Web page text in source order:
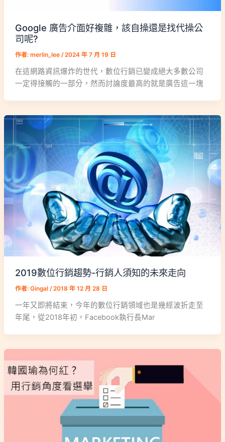
Google 廣告介面好複雜，該自操還是找代操公
司呢?
作者: merlin_lee /2024 年 7 月 19 日
在這網路資訊爆炸的世代，數位行銷已變成絕大多數公司
一定得接觸的一部分，然而討論度最高的就是廣告這一塊
2019數位行銷趨勢-行銷人須知的未來走向
作者: Gingal /2018 年 12 月 28 日
一年又即將結束，今年的數位行銷領域也是幾經波折走至
年尾，從2018年初，Facebook執行長Mar